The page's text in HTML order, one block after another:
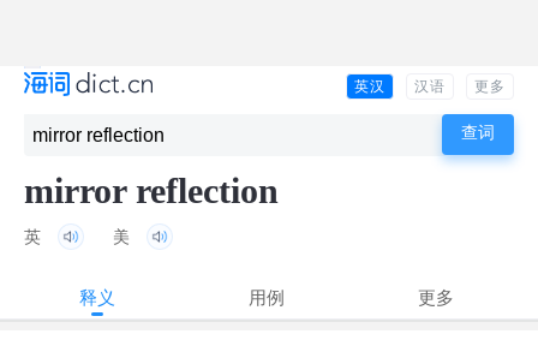
英汉 汉语 更多
mirror reflection
英 美
释义 用例 更多